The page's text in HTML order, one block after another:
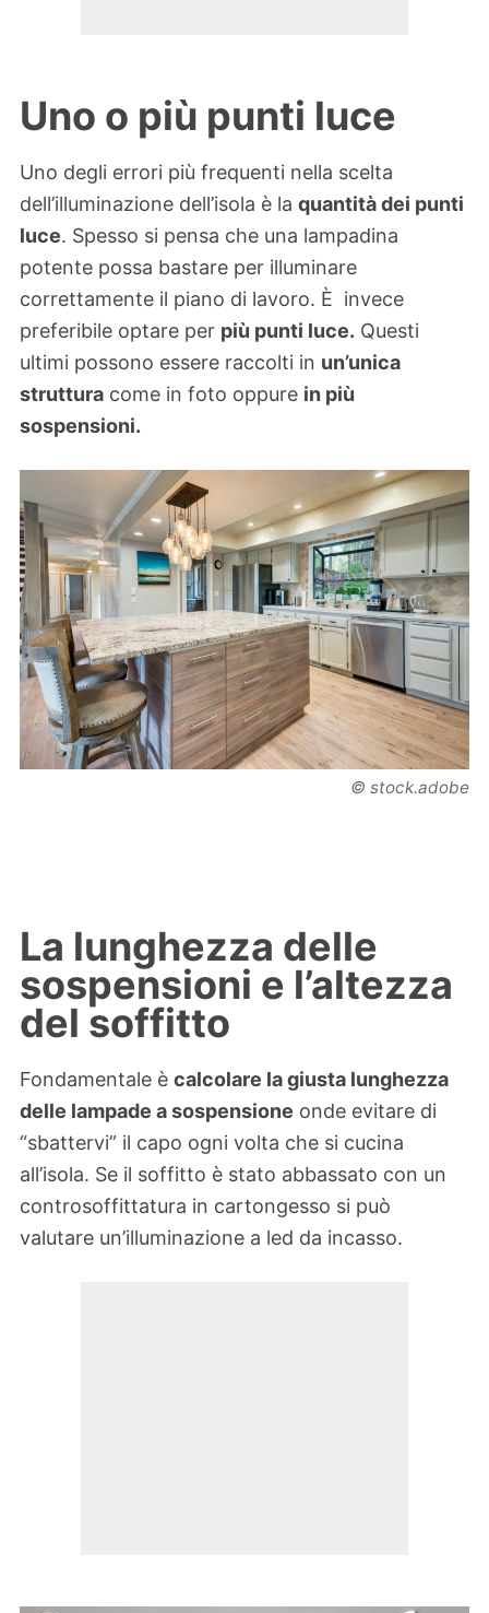
Uno o più punti luce
Uno degli errori più frequenti nella scelta
dell’illuminazione dell’isola è la quantità dei punti
luce. Spesso si pensa che una lampadina
potente possa bastare per illuminare
correttamente il piano di lavoro. È invece
preferibile optare per più punti luce. Questi
ultimi possono essere raccolti in un’unica
struttura come in foto oppure in più
sospensioni.
© stock.adobe
La lunghezza delle
sospensioni e l’altezza
del soffitto
Fondamentale è calcolare la giusta lunghezza
delle lampade a sospensione onde evitare di
“sbattervi” il capo ogni volta che si cucina
all’isola. Se il soffitto è stato abbassato con un
controsoffittatura in cartongesso si può
valutare un’illuminazione a led da incasso.